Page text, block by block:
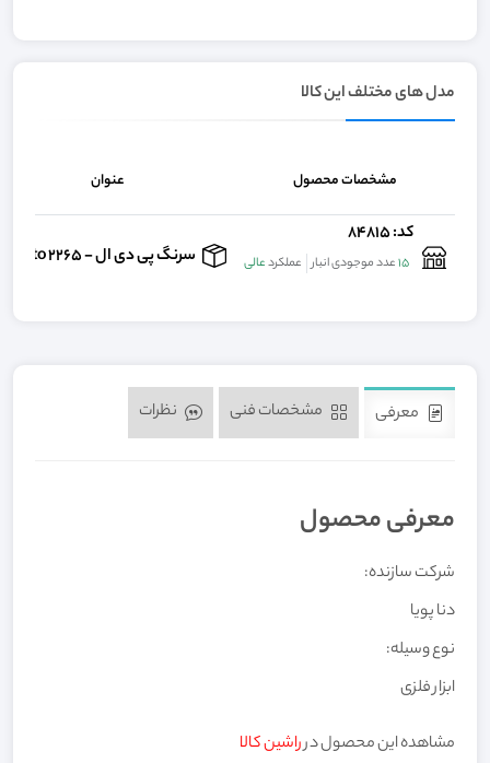
مدل های مختلف این کالا
مشخصات محصول عنوان
کد: 84815
15عدد موجودی انبار عملکردعالی سرنگ پی دی ال - 2265 jectceto
معرفی
معرفی محصول
شرکت سازنده:
دنا پویا
نوع وسیله:
ابزار فلزی
مشاهده این محصول درراشین کالا